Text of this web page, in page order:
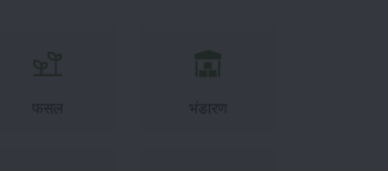
फसल भंडारण